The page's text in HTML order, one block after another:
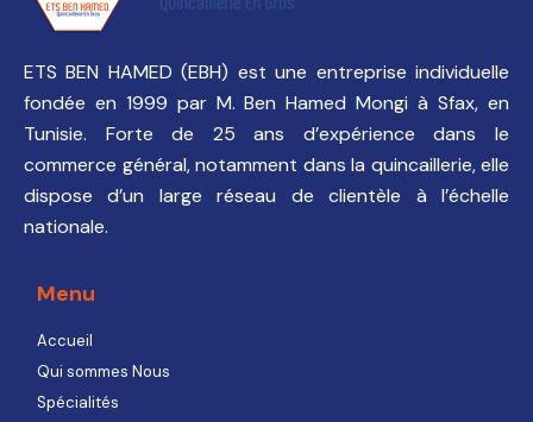
ETS BEN HAMED (EBH) est une entreprise individuelle
fondée en 1999 par M. Ben Hamed Mongi à Sfax, en
Tunisie. Forte de 25 ans d’expérience dans le
commerce général, notamment dans la quincaillerie, elle
dispose d’un large réseau de clientèle à l’échelle
nationale.
Menu
Accueil
Qui sommes Nous
Spécialités